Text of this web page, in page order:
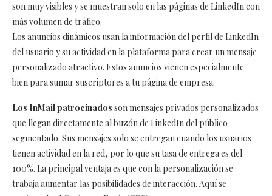
son muy visibles y se muestran solo en las páginas de LinkedIn con
más volumen de tráfico.
Los anuncios dinámicos usan la información del perfil de LinkedIn
del usuario y su actividad en la plataforma para crear un mensaje
personalizado atractivo. Estos anuncios vienen especialmente
bien para sumar suscriptores a tu página de empresa.
Los InMail patrocinados son mensajes privados personalizados
que llegan directamente al buzón de LinkedIn del público
segmentado. Sus mensajes solo se entregan cuando los usuarios
tienen actividad en la red, por lo que su tasa de entrega es del
100%. La principal ventaja es que con la personalización se
trabaja aumentar las posibilidades de interacción. Aquí se